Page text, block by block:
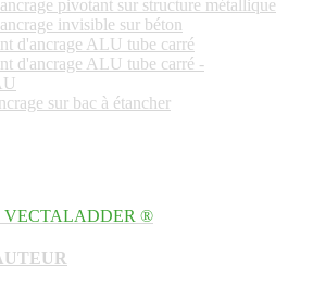
pivotant sur structure métallique
invisible sur béton
d'ancrage ALU tube carré
d'ancrage ALU tube carré -
sur bac à étancher
VECTALADDER ®